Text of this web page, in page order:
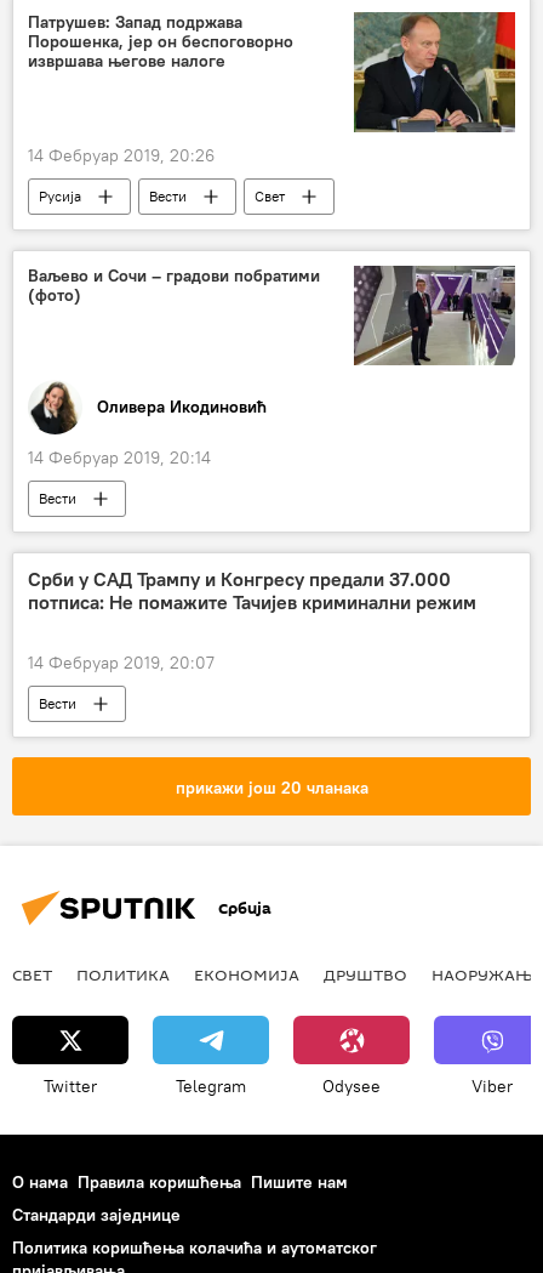
Патрушев: Запад подржава
Порошенка, јер он беспоговорно
извршава његове налоге
14 Фебруар 2019, 20:26
Русија Вести
Свет
Украјина
Петро Порошенко
Николај Патрушев
Јулија Тимошенко
Владимир Зеленски
председнички избори у Украјини
Ваљево и Сочи – градови побратими
(фото)
Оливера Икодиновић
14 Фебруар 2019, 20:14
Вести
Срби у САД Трампу и Конгресу предали 37.000
потписа: Не помажите Тачијев криминални режим
14 Фебруар 2019, 20:07
Вести
прикажи још 20 чланака
Србија
СВЕТ ПОЛИТИКА ЕКОНОМИЈА ДРУШТВО НАОРУЖАЊЕ
Twitter Telegram Odysee Viber
О нама Правила коришћења Пишите нам
Стандарди заједнице
Политика коришћења колачића и аутоматског